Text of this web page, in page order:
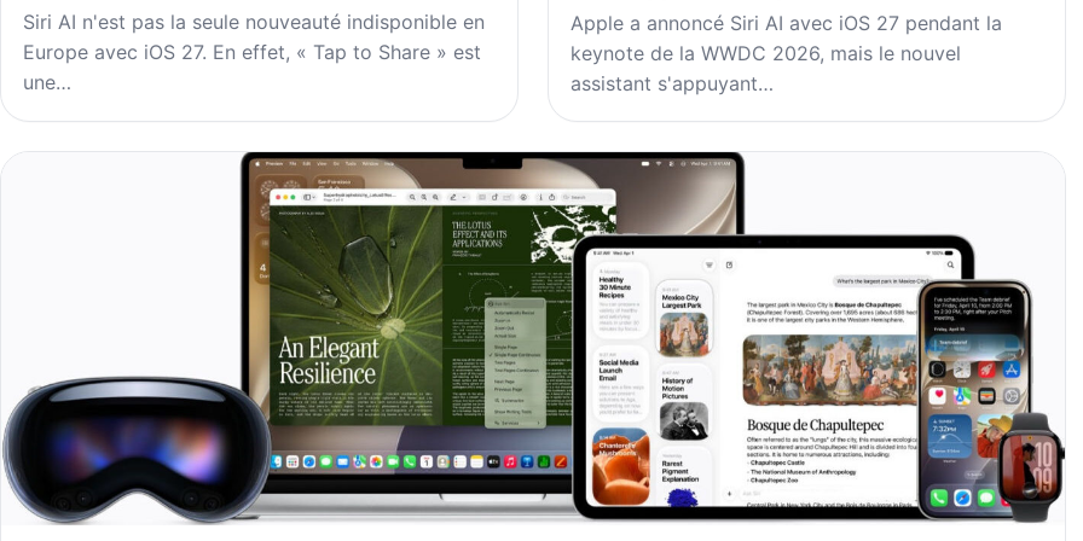
Siri AI n'est pas la seule nouveauté indisponible en
Europe avec iOS 27. En effet, « Tap to Share » est
une…
Apple a annoncé Siri AI avec iOS 27 pendant la
keynote de la WWDC 2026, mais le nouvel
assistant s'appuyant…